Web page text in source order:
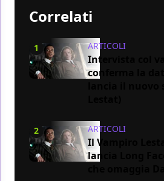
Correlati
1 ARTICOLI
Intervista col
conferma la
2 ARTICOLI
Il Vampiro
lancia Long